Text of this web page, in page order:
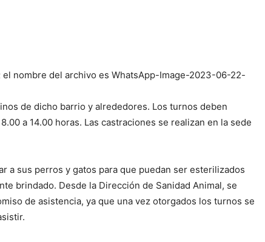
nombre del archivo es WhatsApp-Image-2023-06-22-
de dicho barrio y alrededores. Los turnos deben
a 14.00 horas. Las castraciones se realizan en la sede
a sus perros y gatos para que puedan ser esterilizados
brindado. Desde la Dirección de Sanidad Animal, se
de asistencia, ya que una vez otorgados los turnos se